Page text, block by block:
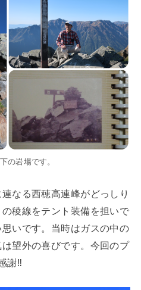
の岩場です。
なる西穂高連峰がどっしり
稜線をテント装備を担いで
いです。当時はガスの中の
望外の喜びです。今回のプ
謝‼